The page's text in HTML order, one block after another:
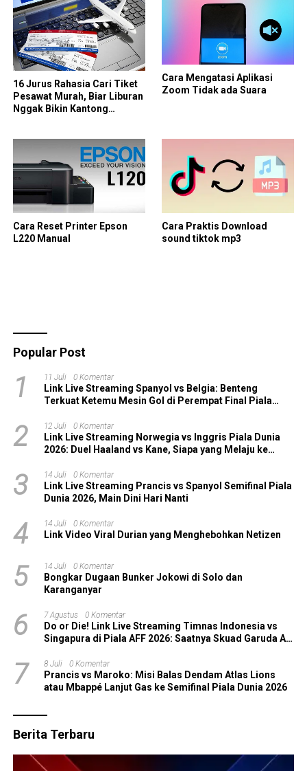
16 Jurus Rahasia Cari Tiket
Pesawat Murah, Biar Liburan
Nggak Bikin Kantong
Cara Mengatasi Aplikasi
Zoom Tidak ada Suara
Cara Reset Printer Epson
L220 Manual
Cara Praktis Download
sound tiktok mp3
Popular Post
1 11 Juli 0 Komentar
Link Live Streaming Spanyol vs Belgia: Benteng
Terkuat Ketemu Mesin Gol di Perempat Final Piala
2 12 Juli 0 Komentar
Link Live Streaming Norwegia vs Inggris Piala Dunia
2026: Duel Haaland vs Kane, Siapa yang Melaju ke
3 14 Juli 0 Komentar
Link Live Streaming Prancis vs Spanyol Semifinal Piala
Dunia 2026, Main Dini Hari Nanti
4 14 Juli 0 Komentar
Link Video Viral Durian yang Menghebohkan Netizen
5 14 Juli 0 Komentar
Bongkar Dugaan Bunker Jokowi di Solo dan
Karanganyar
6 7 Agustus 0 Komentar
Do or Die! Link Live Streaming Timnas Indonesia vs
Singapura di Piala AFF 2026: Saatnya Skuad Garuda All
7 8 Juli 0 Komentar
Prancis vs Maroko: Misi Balas Dendam Atlas Lions
atau Mbappé Lanjut Gas ke Semifinal Piala Dunia 2026
Berita Terbaru